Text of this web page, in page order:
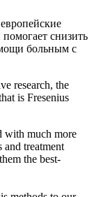
снизить
больным с
research, the
is Fresenius
with much more
treatment
the best-